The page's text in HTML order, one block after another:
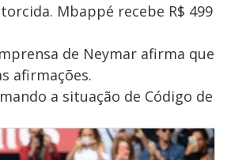
Mbappé recebe R$ 499
de Neymar afirma que
afirmações.
a situação de Código de